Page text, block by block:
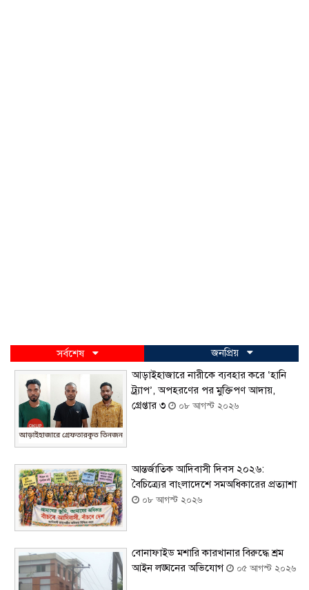
সর্বশেষ
জনপ্রিয়
আড়াইহাজারে নারীকে ব্যবহার করে ‘হানি
ট্র্যাপ’, অপহরণের পর মুক্তিপণ আদায়,
গ্রেপ্তার ৩
০৮ আগস্ট ২০২৬
আন্তর্জাতিক আদিবাসী দিবস ২০২৬:
বৈচিত্র্যের বাংলাদেশে সমঅধিকারের প্রত্যাশা
০৮ আগস্ট ২০২৬
বোনাফাইড মশারি কারখানার বিরুদ্ধে শ্রম
আইন লঙ্ঘনের অভিযোগ
০৫ আগস্ট ২০২৬